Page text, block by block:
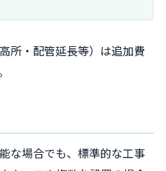
所・配管延長等）は追加費
な場合でも、標準的な工事